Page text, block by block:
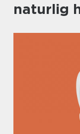
naturlig